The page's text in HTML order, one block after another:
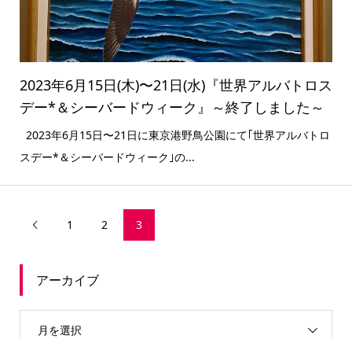
2023年6月15日(木)〜21日(水)『世界アルバトロス
デー*＆シーバードウィーク』～終了しました～
2023年6月15日〜21日に東京港野鳥公園にて｢世界アルバトロ
スデー*＆シーバードウィーク｣の...
 1 2 3
アーカイブ
月を選択